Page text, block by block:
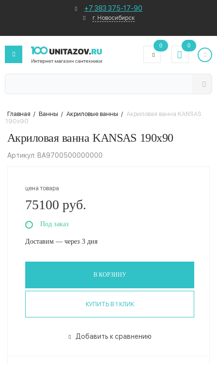
+7 383 375-17-90
г. Новосибирск
0 0
Главная / Ванны / Акриловые ванны / Акриловая ванна KANSAS
190х90
Акриловая ванна KANSAS 190х90
Артикул: BA9700500000000
цена товара
75100 руб.
Под заказ
Доставим — через 3 дня
В КОРЗИНУ
КУПИТЬ В 1 КЛИК
Добавить к сравнению